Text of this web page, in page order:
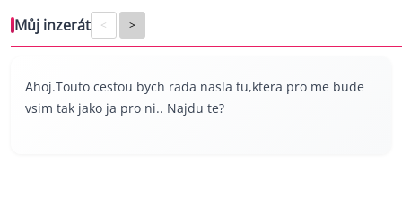
Můj inzerát < >
Ahoj.Touto cestou bych rada nasla tu,ktera pro me bude
vsim tak jako ja pro ni.. Najdu te?